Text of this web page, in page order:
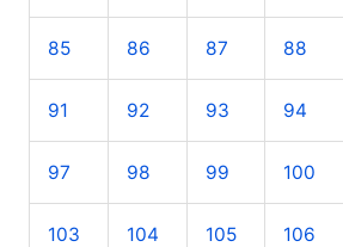
85 86 87 88
91 92 93 94
97 98 99 100
103 104 105 106